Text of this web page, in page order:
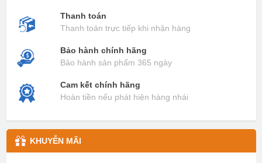
Thanh toán
Thanh toán trực tiếp khi nhận hàng
Bảo hành chính hãng
Bảo hành sản phẩm 365 ngày
Cam kết chính hãng
Hoàn tiền nếu phát hiện hàng nhái
KHUYỄN MÃI